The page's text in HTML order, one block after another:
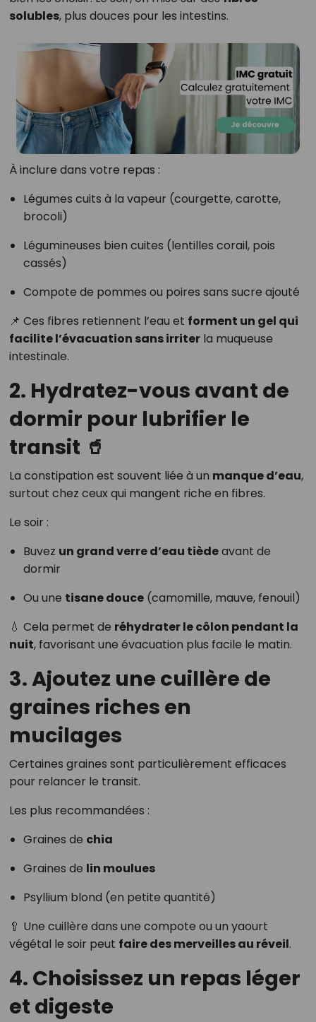
solubles, plus douces pour les intestins.
À inclure dans votre repas :
Légumes cuits à la vapeur (courgette, carotte,
brocoli)
Légumineuses bien cuites (lentilles corail, pois
cassés)
Compote de pommes ou poires sans sucre ajouté
📌 Ces fibres retiennent l’eau et forment un gel qui
facilite l’évacuation sans irriterla muqueuse
intestinale.
2. Hydratez-vous avant de
dormir pour lubrifier le
transit 🥤
La constipation est souvent liée à un manque d’eau,
surtout chez ceux qui mangent riche en fibres.
Le soir :
Buvez un grand verre d’eau tièdeavant de
dormir
Ou une tisane douce(camomille, mauve, fenouil)
💧 Cela permet de réhydrater le côlon pendant la
nuit, favorisant une évacuation plus facile le matin.
3. Ajoutez une cuillère de
graines riches en
mucilages
Certaines graines sont particulièrement efficaces
pour relancer le transit.
Les plus recommandées :
Graines de chia
Graines de lin moulues
Psyllium blond (en petite quantité)
🥄 Une cuillère dans une compote ou un yaourt
végétal le soir peut faire des merveilles au réveil.
4. Choisissez un repas léger
et digeste